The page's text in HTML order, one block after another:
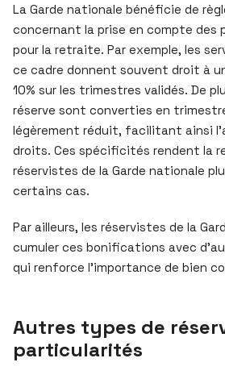
La Garde nationale bénéficie de
concernant la prise en compte des
pour la retraite. Par exemple, les
ce cadre donnent souvent droit à
10% sur les trimestres validés. De
réserve sont converties en
légèrement réduit, facilitant ainsi
droits. Ces spécificités rendent la
réservistes de la Garde nationale
certains cas.
Par ailleurs, les réservistes de la
cumuler ces bonifications avec
qui renforce l’importance de bien
Autres types de
particularités